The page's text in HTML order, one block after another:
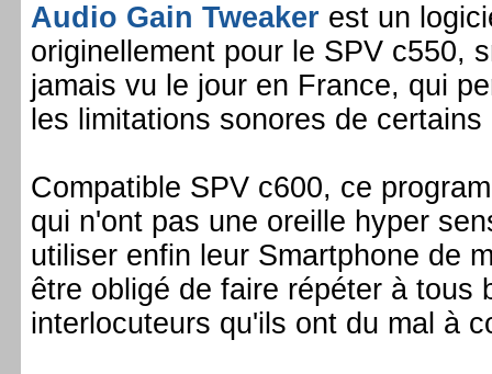
Audio Gain Tweaker est un
originellement pour le SPV c550,
jamais vu le jour en France, qui
les limitations sonores de certains
Compatible SPV c600, ce
qui n'ont pas une oreille hyper
utiliser enfin leur Smartphone de
être obligé de faire répéter à tous
interlocuteurs qu'ils ont du mal à